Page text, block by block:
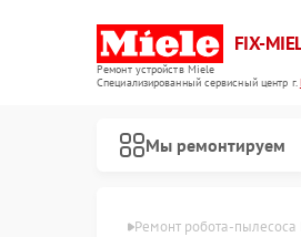
FIX-
Ремонт устройств Miele
Специализированный cервисный центр г.
Мы ремонтируем
в Владивостоке Ремонт робота-пылесоса